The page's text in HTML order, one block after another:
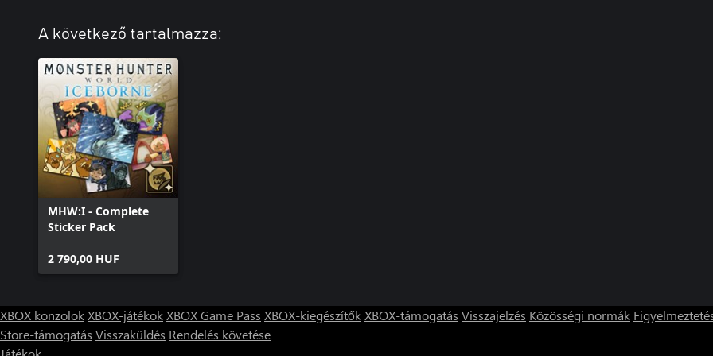
A következő tartalmazza:
MHW:I - Complete
Sticker Pack
2 790,00 HUF
XBOX konzolokXBOX-játékokXBOX Game Pass XBOX-kiegészítőkXBOX-támogatás Visszajelzés Közösségi normák
Store-támogatás Visszaküldés Rendelés követése